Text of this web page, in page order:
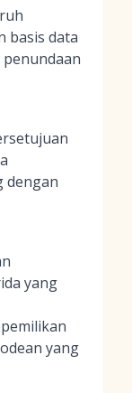
basis data
dengan
yang
yang